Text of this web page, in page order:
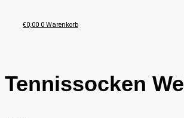
€0,00 0 Warenkorb
Tennissocken